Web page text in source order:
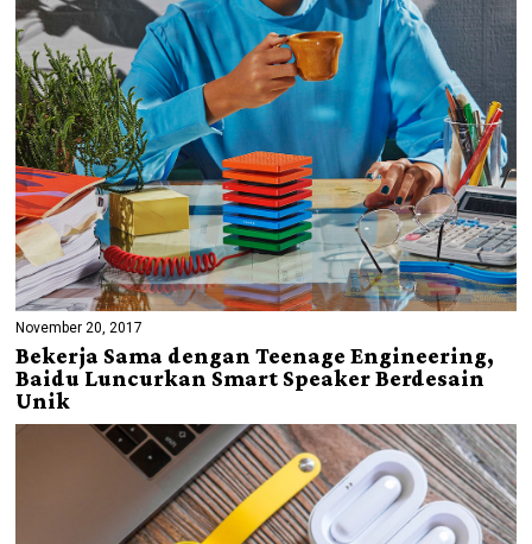
November 20, 2017
Bekerja Sama dengan Teenage Engineering,
Baidu Luncurkan Smart Speaker Berdesain
Unik